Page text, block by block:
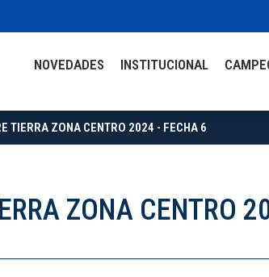
NOVEDADES INSTITUCIONAL
TIERRA ZONA CENTRO 2024 - FECHA 6
ZONA CENTRO